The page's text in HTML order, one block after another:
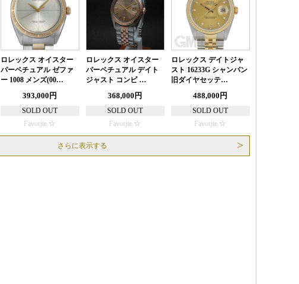
ロレックス オイスター
パーペチュアル ゼファ
ー 1008 メンズ(00…
393,000円
SOLD OUT
Favorite
ロレックス オイスター
パーペチュアル デイト
ジャスト コンビ …
368,000円
SOLD OUT
Favorite
ロレックス デイトジャ
スト 16233G シャンパン
旧ダイヤセッテ…
488,000円
SOLD OUT
Favorite
さらに表示する